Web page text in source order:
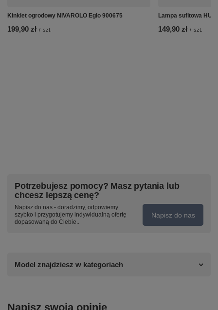
Kinkiet ogrodowy NIVAROLO Eglo 900675
199,90 zł / szt.
Lampa sufitowa
149,90 zł / szt.
Potrzebujesz pomocy? Masz pytania lub
chcesz lepszą cenę?
Napisz do nas - doradzimy, odpowiemy
szybko i przygotujemy indywidualną ofertę
dopasowaną do Ciebie..
Napisz do nas
Model znajdziesz w kategoriach
Napisz swoją opinię